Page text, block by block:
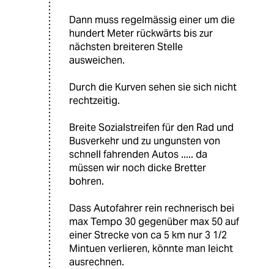
Dann muss regelmässig einer um die
hundert Meter rückwärts bis zur
nächsten breiteren Stelle
ausweichen.
Durch die Kurven sehen sie sich nicht
rechtzeitig.
Breite Sozialstreifen für den Rad und
Busverkehr und zu ungunsten von
schnell fahrenden Autos ..... da
müssen wir noch dicke Bretter
bohren.
Dass Autofahrer rein rechnerisch bei
max Tempo 30 gegenüber max 50 auf
einer Strecke von ca 5 km nur 3 1/2
Mintuen verlieren, könnte man leicht
ausrechnen.